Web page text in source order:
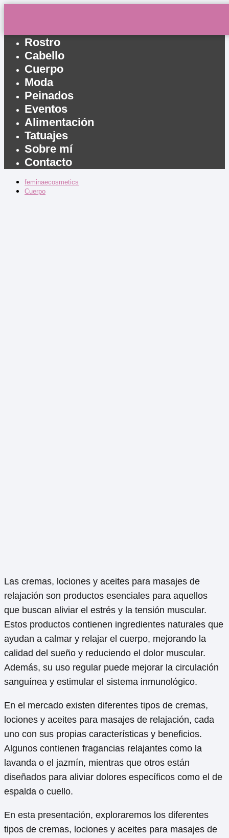
Rostro
Cabello
Cuerpo
Moda
Peinados
Eventos
Alimentación
Tatuajes
Sobre mí
Contacto
feminaecosmetics
Cuerpo
Las cremas, lociones y aceites para masajes de
relajación son productos esenciales para aquellos
que buscan aliviar el estrés y la tensión muscular.
Estos productos contienen ingredientes naturales que
ayudan a calmar y relajar el cuerpo, mejorando la
calidad del sueño y reduciendo el dolor muscular.
Además, su uso regular puede mejorar la circulación
sanguínea y estimular el sistema inmunológico.
En el mercado existen diferentes tipos de cremas,
lociones y aceites para masajes de relajación, cada
uno con sus propias características y beneficios.
Algunos contienen fragancias relajantes como la
lavanda o el jazmín, mientras que otros están
diseñados para aliviar dolores específicos como el de
espalda o cuello.
En esta presentación, exploraremos los diferentes
tipos de cremas, lociones y aceites para masajes de